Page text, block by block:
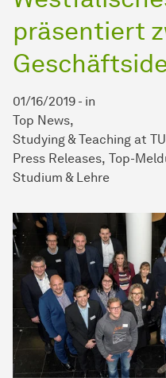
präsentiert
01/16/2019 - in
Top News
Studying & Teaching at
Press Releases Top-
Studium & Lehre